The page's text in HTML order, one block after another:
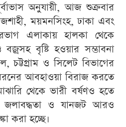
অনুযায়ী, আজ শুক্রবার
ময়মনসিংহ, ঢাকা এবং
এলাকায় হালকা থেকে
বৃষ্টি হওয়ার সম্ভাবনা
চট্টগ্রাম ও সিলেট বিভাগের
আবহাওয়া বিরাজ করতে
থেকে ভারী বর্ষণও হতে
জলাবদ্ধতা ও যানজট আরও
করা হচ্ছে।